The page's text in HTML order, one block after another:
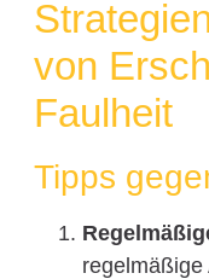
von
Faulheit
Tipps
regelmäßige